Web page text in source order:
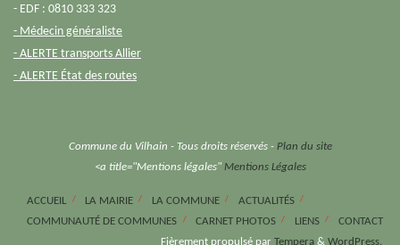
- EDF : 0810 333 323
- Médecin généraliste
- ALERTE transports Allier
- ALERTE État des routes
Commune du Vilhain - Tous droits réservés - Plan du site
<a title="Mentions légales" Mentions Légales
ACCUEIL LA MAIRIE LA COMMUNE
ACTUALITÉS
COMMUNAUTÉ DE COMMUNES
CARNET PHOTOS LIENS
CONTACT
Fièrement propulsé par Tempera & WordPress.